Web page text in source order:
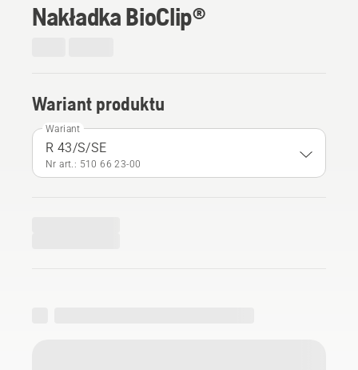
Nakładka BioClip®
Wariant produktu
Wariant
R 43/S/SE
Nr art.: 510 66 23‑00